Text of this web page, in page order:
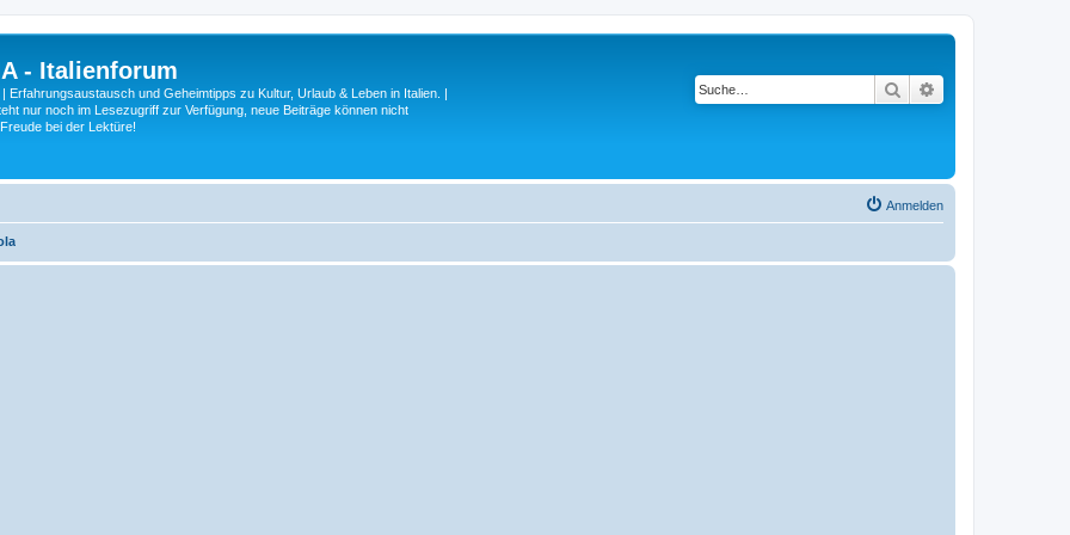
- Italienforum
Erfahrungsaustausch und Geheimtipps zu Kultur, Urlaub & Leben in Italien. |
nur noch im Lesezugriff zur Verfügung, neue Beiträge können nicht
bei der Lektüre!
Suche
Anmelden